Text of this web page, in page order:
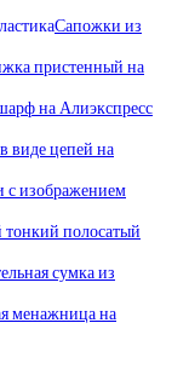
Сапожки из
пристенный на
на Алиэкспресс
виде цепей на
с изображением
полосатый
сумка из
менажница на